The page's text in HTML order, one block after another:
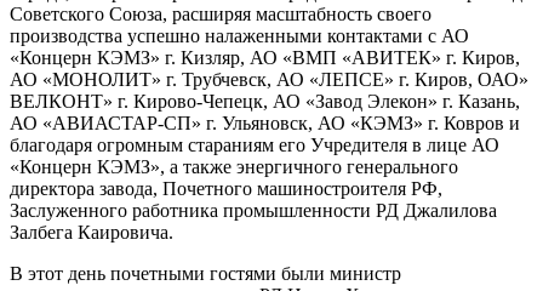
Советского Союза, расширяя масштабность своего
производства успешно налаженными контактами с АО
«Концерн КЭМЗ» г. Кизляр, АО «ВМП «АВИТЕК» г. Киров,
АО «МОНОЛИТ» г. Трубчевск, АО «ЛЕПСЕ» г. Киров, ОАО»
ВЕЛКОНТ» г. Кирово-Чепецк, АО «Завод Элекон» г. Казань,
АО «АВИАСТАР-СП» г. Ульяновск, АО «КЭМЗ» г. Ковров и
благодаря огромным стараниям его Учредителя в лице АО
«Концерн КЭМЗ», а также энергичного генерального
директора завода, Почетного машиностроителя РФ,
Заслуженного работника промышленности РД Джалилова
Залбега Каировича.
В этот день почетными гостями были министр